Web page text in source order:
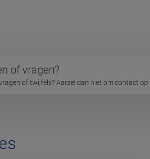
of vragen?
of twijfels? Aarzel dan niet om contact op